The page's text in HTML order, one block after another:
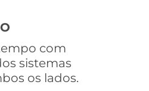
com
sistemas
os lados.